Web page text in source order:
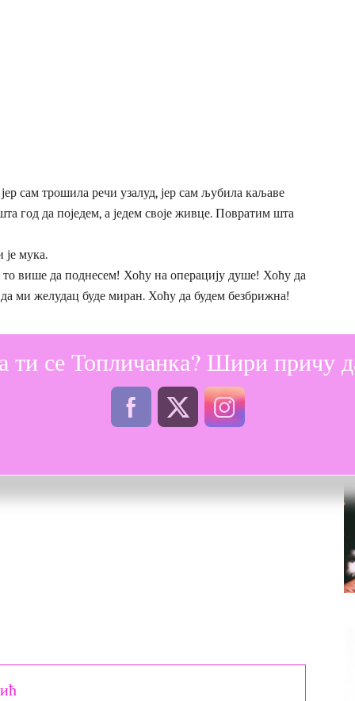
сам трошила речи узалуд, јер сам љубила каљаве
год да поједем, а једем своје живце. Повратим шта
мука.
више да поднесем! Хоћу на операцију душе! Хоћу да
ми желудац буде миран. Хоћу да будем безбрижна!
су ми:
дозволиш и пустиш да оде. И то понављаш сваки
ти се Топличанка? Шири причу